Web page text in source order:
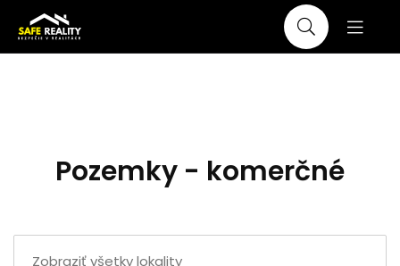
Pozemky - komerčné